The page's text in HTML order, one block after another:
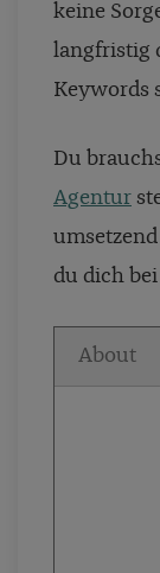
keine
langfristig
Keywords
Du
Agentur
du dich
About